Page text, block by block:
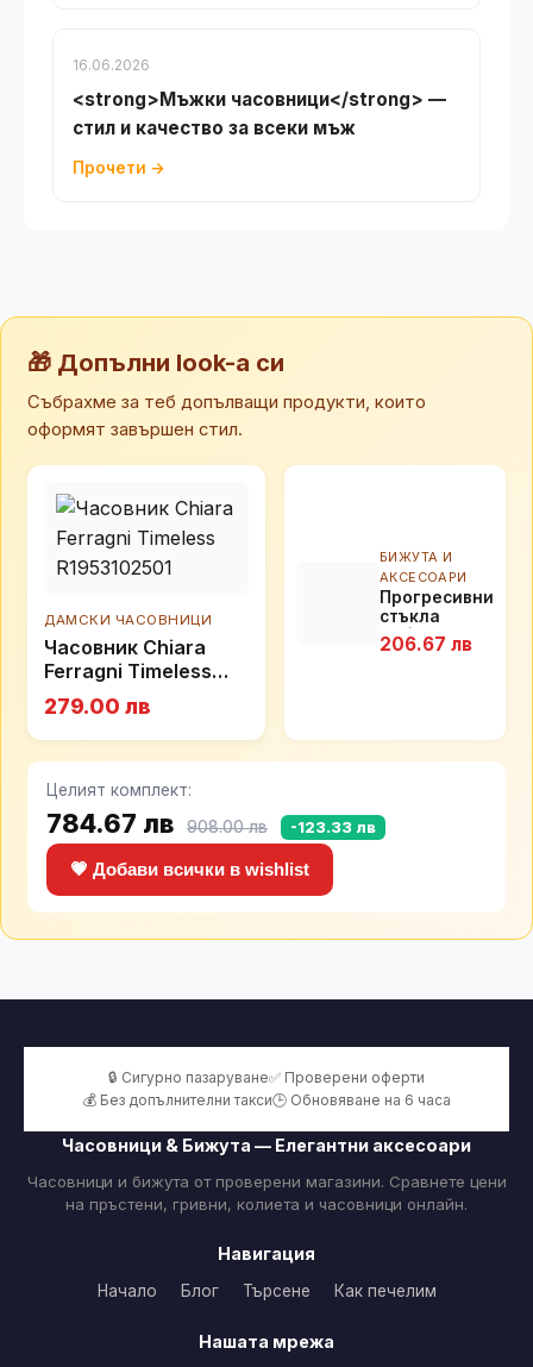
16.06.2026
<strong>Мъжки часовници</strong> —
стил и качество за всеки мъж
Прочети →
🎁 Допълни look-а си
Събрахме за теб допълващи продукти, които
оформят завършен стил.
ДАМСКИ ЧАСОВНИЦИ
Часовник Chiara
Ferragni Timeless
R1953102501
279.00 лв
БИЖУТА И
АКСЕСОАРИ
Прогресивни
стъкла
Essilor
Comfort 3.0
206.67 лв
Целият комплект:
784.67 лв 908.00 лв -123.33 лв
💗 Добави всички в wishlist
🔒 Сигурно пазаруване✅ Проверени оферти
💰 Без допълнителни такси🕒 Обновяване на 6 часа
Часовници & Бижута — Елегантни аксесоари
Часовници и бижута от проверени магазини. Сравнете цени
на пръстени, гривни, колиета и часовници онлайн.
Навигация
Начало Блог Търсене Как печелим
Нашата мрежа